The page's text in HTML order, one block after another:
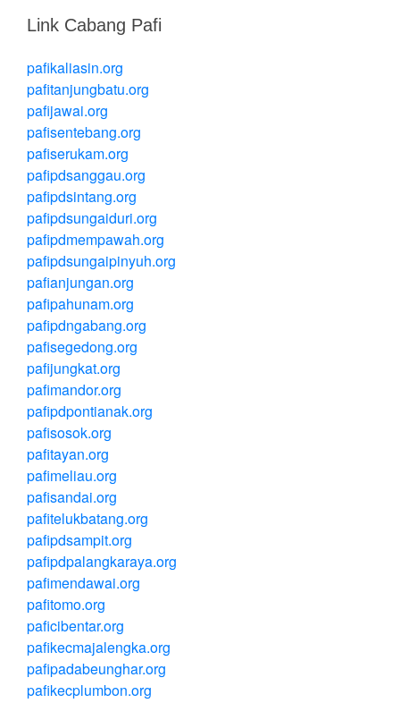
Link Cabang Pafi
pafikaliasin.org
pafitanjungbatu.org
pafijawai.org
pafisentebang.org
pafiserukam.org
pafipdsanggau.org
pafipdsintang.org
pafipdsungaiduri.org
pafipdmempawah.org
pafipdsungaipinyuh.org
pafianjungan.org
pafipahunam.org
pafipdngabang.org
pafisegedong.org
pafijungkat.org
pafimandor.org
pafipdpontianak.org
pafisosok.org
pafitayan.org
pafimeliau.org
pafisandai.org
pafitelukbatang.org
pafipdsampit.org
pafipdpalangkaraya.org
pafimendawai.org
pafitomo.org
paficibentar.org
pafikecmajalengka.org
pafipadabeunghar.org
pafikecplumbon.org